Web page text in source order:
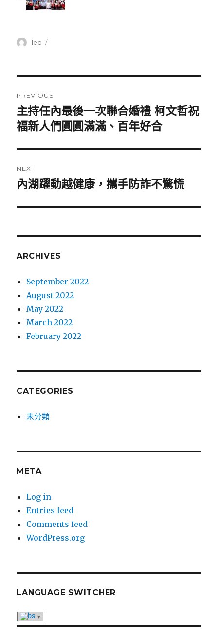
Author
leo
navigation
PREVIOUS
Previous
post:
主持任內最後一次聯合婚禮 柯文哲祝
福新人們圓圓滿滿、百年好合
NEXT
Next
內湖躍動越健康，攜手防詐不驚慌
ARCHIVES
September 2022
August 2022
May 2022
March 2022
February 2022
CATEGORIES
未分類
META
Log in
Entries feed
Comments feed
WordPress.org
LANGUAGE SWITCHER